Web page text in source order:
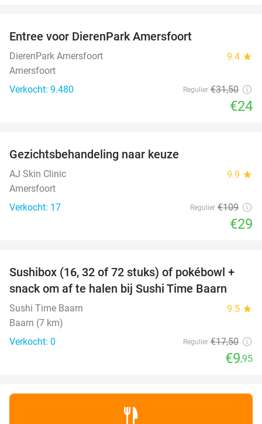
Entree voor DierenPark Amersfoort
DierenPark Amersfoort 9.4 star
Amersfoort
Verkocht: 9.480
Regulier €31,50
€24
Gezichtsbehandeling naar keuze
AJ Skin Clinic 9.9 star
Amersfoort
Verkocht: 17
Regulier €109
€29
43%
TODAY
Sushibox (16, 32 of 72 stuks) of pokébowl +
snack om af te halen bij Sushi Time Baarn
Sushi Time Baarn 9.5 star
Baarn (7 km)
Verkocht: 0
Regulier €17,50
€9,95